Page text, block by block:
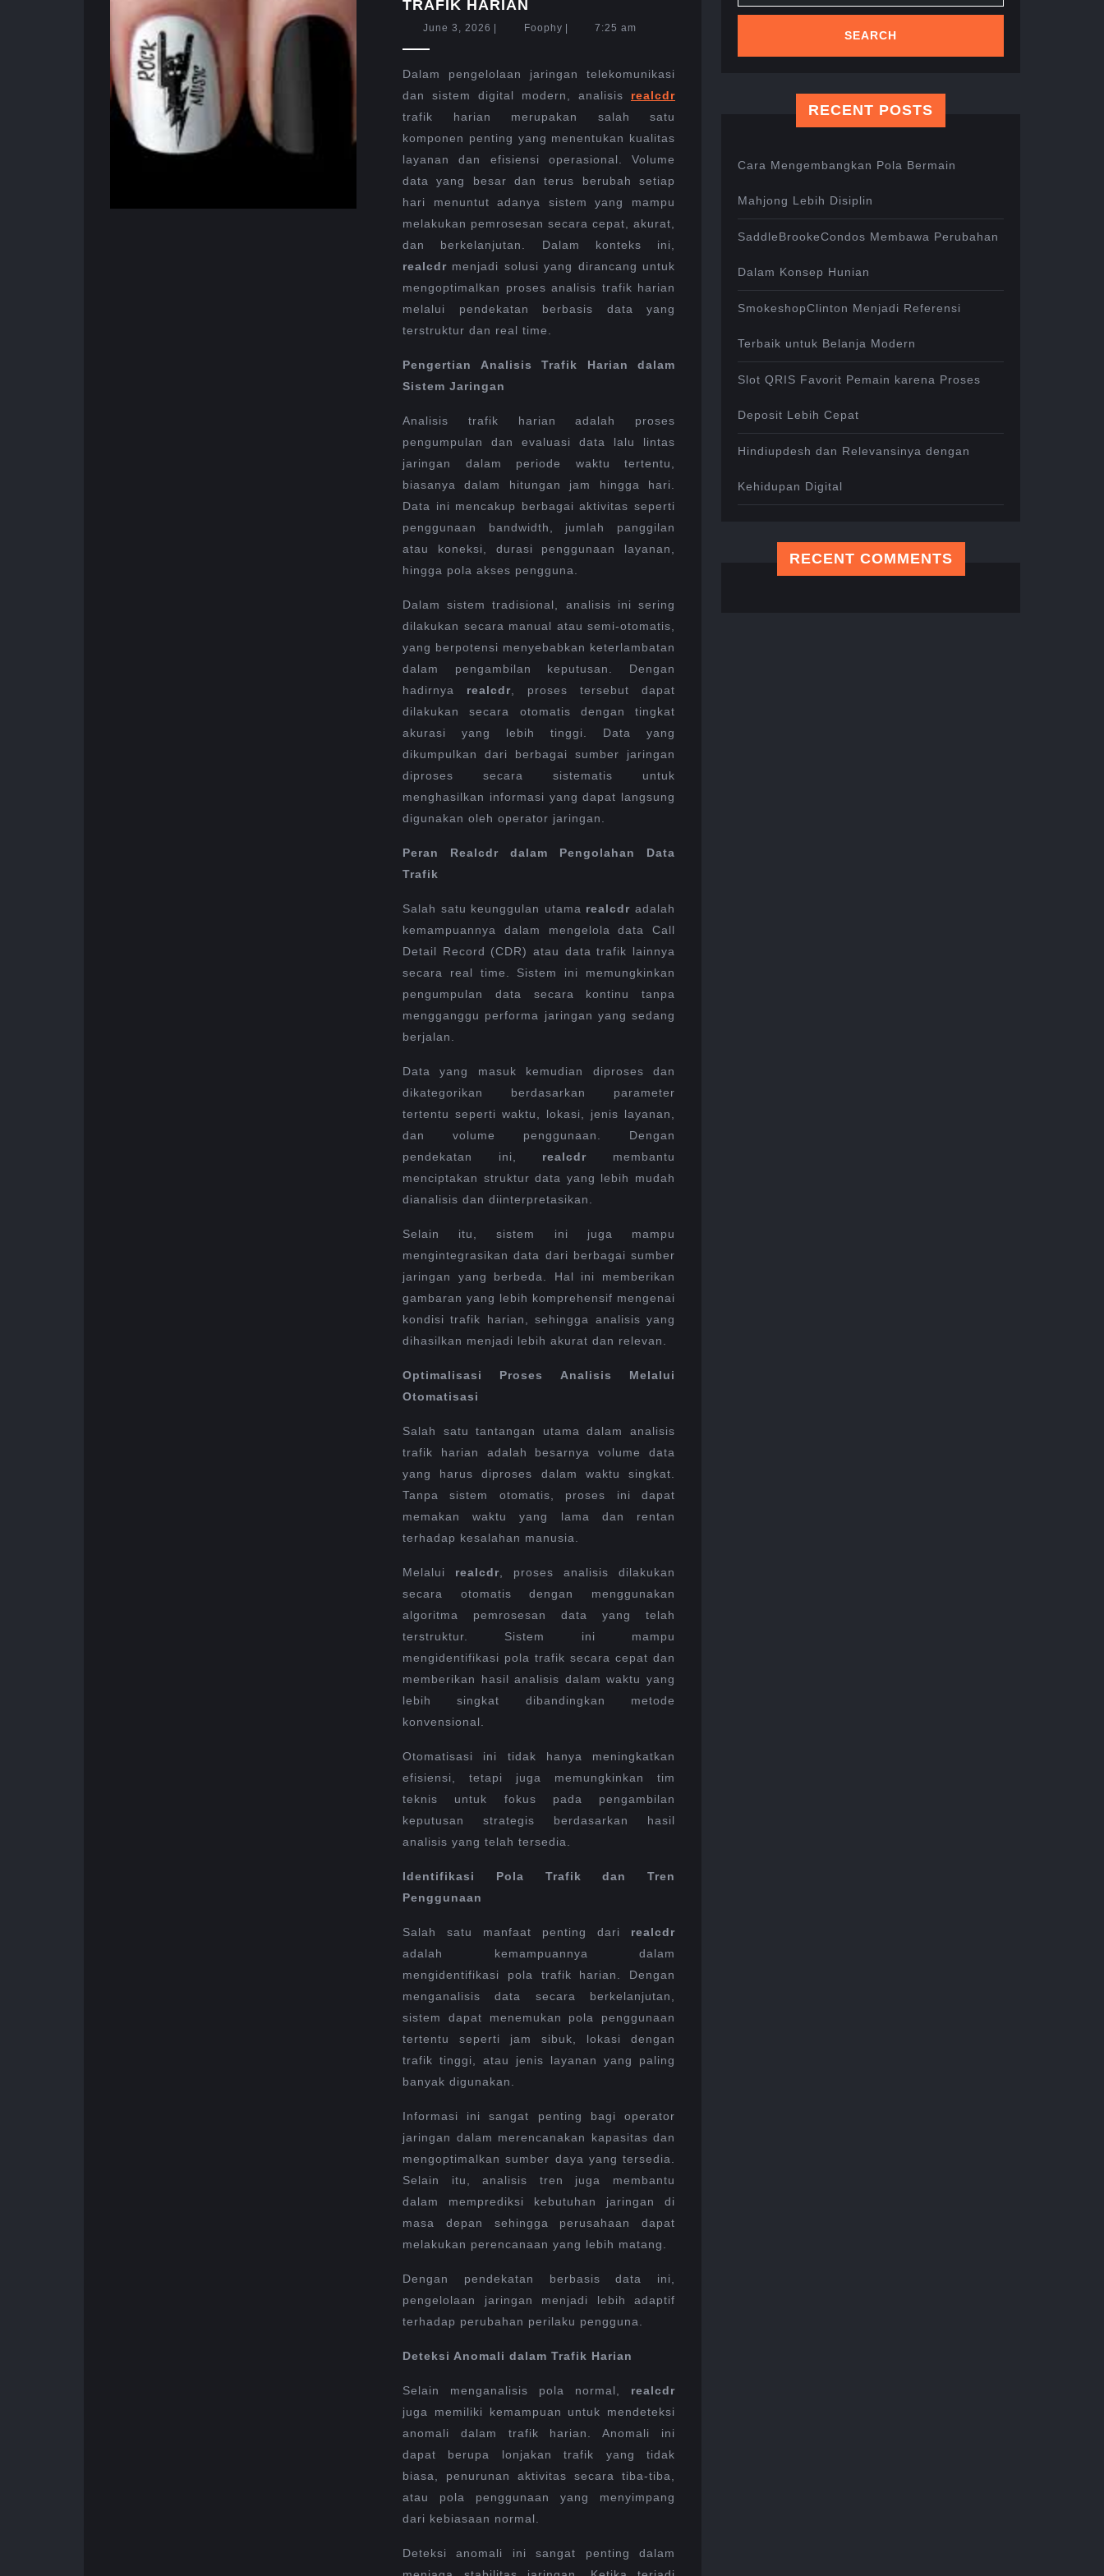
TRAFIK HARIAN
REALCDR
MENGOPTIMALKAN
TRAFIK
HARIAN
June 3, 2026 June
FoophyFoophy7:25 am
Dalam pengelolaan jaringan telekomunikasi
dan sistem digital modern, analisis realcdr
trafik harian merupakan salah satu
komponen penting yang menentukan kualitas
layanan dan efisiensi operasional. Volume
data yang besar dan terus berubah setiap
hari menuntut adanya sistem yang mampu
melakukan pemrosesan secara cepat, akurat,
dan berkelanjutan. Dalam konteks ini,
realcdr menjadi solusi yang dirancang untuk
mengoptimalkan proses analisis trafik harian
melalui pendekatan berbasis data yang
terstruktur dan real time.
Pengertian Analisis Trafik Harian dalam
Sistem Jaringan
Analisis trafik harian adalah proses
pengumpulan dan evaluasi data lalu lintas
jaringan dalam periode waktu tertentu,
biasanya dalam hitungan jam hingga hari.
Data ini mencakup berbagai aktivitas seperti
penggunaan bandwidth, jumlah panggilan
atau koneksi, durasi penggunaan layanan,
hingga pola akses pengguna.
Dalam sistem tradisional, analisis ini sering
dilakukan secara manual atau semi-otomatis,
yang berpotensi menyebabkan keterlambatan
dalam pengambilan keputusan. Dengan
hadirnya realcdr, proses tersebut dapat
dilakukan secara otomatis dengan tingkat
akurasi yang lebih tinggi. Data yang
dikumpulkan dari berbagai sumber jaringan
diproses secara sistematis untuk
menghasilkan informasi yang dapat langsung
digunakan oleh operator jaringan.
Peran Realcdr dalam Pengolahan Data
Trafik
Salah satu keunggulan utama realcdr adalah
kemampuannya dalam mengelola data Call
Detail Record (CDR) atau data trafik lainnya
secara real time. Sistem ini memungkinkan
pengumpulan data secara kontinu tanpa
mengganggu performa jaringan yang sedang
berjalan.
Data yang masuk kemudian diproses dan
dikategorikan berdasarkan parameter
tertentu seperti waktu, lokasi, jenis layanan,
dan volume penggunaan. Dengan
pendekatan ini, realcdr membantu
menciptakan struktur data yang lebih mudah
dianalisis dan diinterpretasikan.
Selain itu, sistem ini juga mampu
mengintegrasikan data dari berbagai sumber
jaringan yang berbeda. Hal ini memberikan
gambaran yang lebih komprehensif mengenai
kondisi trafik harian, sehingga analisis yang
dihasilkan menjadi lebih akurat dan relevan.
Optimalisasi Proses Analisis Melalui
Otomatisasi
Salah satu tantangan utama dalam analisis
trafik harian adalah besarnya volume data
yang harus diproses dalam waktu singkat.
Tanpa sistem otomatis, proses ini dapat
memakan waktu yang lama dan rentan
terhadap kesalahan manusia.
Melalui realcdr, proses analisis dilakukan
secara otomatis dengan menggunakan
algoritma pemrosesan data yang telah
terstruktur. Sistem ini mampu
mengidentifikasi pola trafik secara cepat dan
memberikan hasil analisis dalam waktu yang
lebih singkat dibandingkan metode
konvensional.
Otomatisasi ini tidak hanya meningkatkan
efisiensi, tetapi juga memungkinkan tim
teknis untuk fokus pada pengambilan
keputusan strategis berdasarkan hasil
analisis yang telah tersedia.
Identifikasi Pola Trafik dan Tren
Penggunaan
Salah satu manfaat penting dari realcdr
adalah kemampuannya dalam
mengidentifikasi pola trafik harian. Dengan
menganalisis data secara berkelanjutan,
sistem dapat menemukan pola penggunaan
tertentu seperti jam sibuk, lokasi dengan
trafik tinggi, atau jenis layanan yang paling
banyak digunakan.
Informasi ini sangat penting bagi operator
jaringan dalam merencanakan kapasitas dan
mengoptimalkan sumber daya yang tersedia.
Selain itu, analisis tren juga membantu
dalam memprediksi kebutuhan jaringan di
masa depan sehingga perusahaan dapat
melakukan perencanaan yang lebih matang.
Dengan pendekatan berbasis data ini,
pengelolaan jaringan menjadi lebih adaptif
terhadap perubahan perilaku pengguna.
Deteksi Anomali dalam Trafik Harian
Selain menganalisis pola normal, realcdr
juga memiliki kemampuan untuk mendeteksi
anomali dalam trafik harian. Anomali ini
dapat berupa lonjakan trafik yang tidak
biasa, penurunan aktivitas secara tiba-tiba,
atau pola penggunaan yang menyimpang
dari kebiasaan normal.
Deteksi anomali ini sangat penting dalam
RECENT POSTS
Cara Mengembangkan Pola Bermain
Mahjong Lebih Disiplin
SaddleBrookeCondos Membawa Perubahan
Dalam Konsep Hunian
SmokeshopClinton Menjadi Referensi
Terbaik untuk Belanja Modern
Slot QRIS Favorit Pemain karena Proses
Deposit Lebih Cepat
Hindiupdesh dan Relevansinya dengan
Kehidupan Digital
RECENT COMMENTS